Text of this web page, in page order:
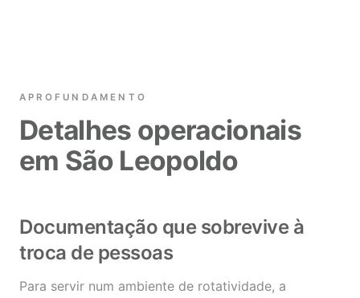
APROFUNDAMENTO
Detalhes operacionais
em São Leopoldo
Documentação que sobrevive à
troca de pessoas
Para servir num ambiente de rotatividade, a